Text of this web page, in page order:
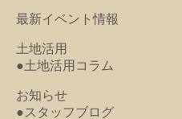
最新イベント情報
土地活用
●土地活用コラム
お知らせ
●スタッフブログ